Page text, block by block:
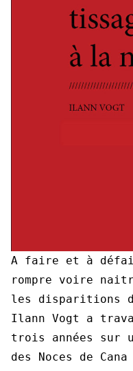
A faire et à
rompre voire
les disparitions
Ilann Vogt a
trois années sur
des Noces de